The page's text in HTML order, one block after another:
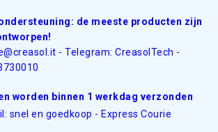
de meeste producten zijn
- Telegram: CreasolTech -
worden binnen 1 werkdag verzonden
snel en goedkoop - Express Courie